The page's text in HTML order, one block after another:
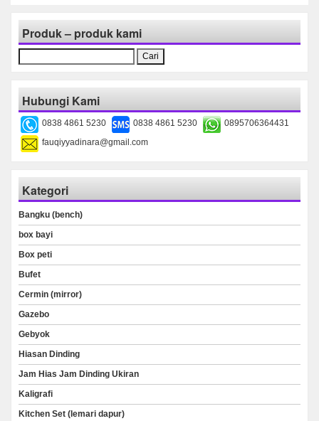
Produk – produk kami
untuk:
Hubungi Kami
0838 4861 5230 0838 4861 5230
0895706364431
fauqiyyadinara@gmail.com
Kategori
Bangku (bench)
box bayi
Box peti
Bufet
Cermin (mirror)
Gazebo
Gebyok
Hiasan Dinding
Jam Hias Jam Dinding Ukiran
Kaligrafi
Kitchen Set (lemari dapur)